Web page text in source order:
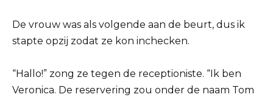
De vrouw was als volgende aan de beurt, dus ik
stapte opzij zodat ze kon inchecken.
“Hallo!” zong ze tegen de receptioniste. “Ik ben
Veronica. De reservering zou onder de naam Tom